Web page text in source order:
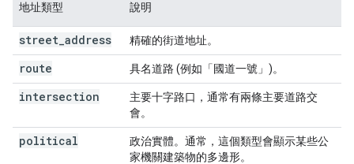
地址類型 說明
street address 精確的街道地址。
route 具名道路 (例如「國道一號」)。
intersection
主要十字路口，通常有兩條主要道路交
會。
political
政治實體。通常，這個類型會顯示某些公
家機關建築物的多邊形。